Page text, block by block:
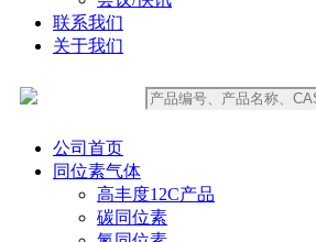
联系我们
关于我们
公司首页
同位素气体
高丰度12C产品
碳同位素